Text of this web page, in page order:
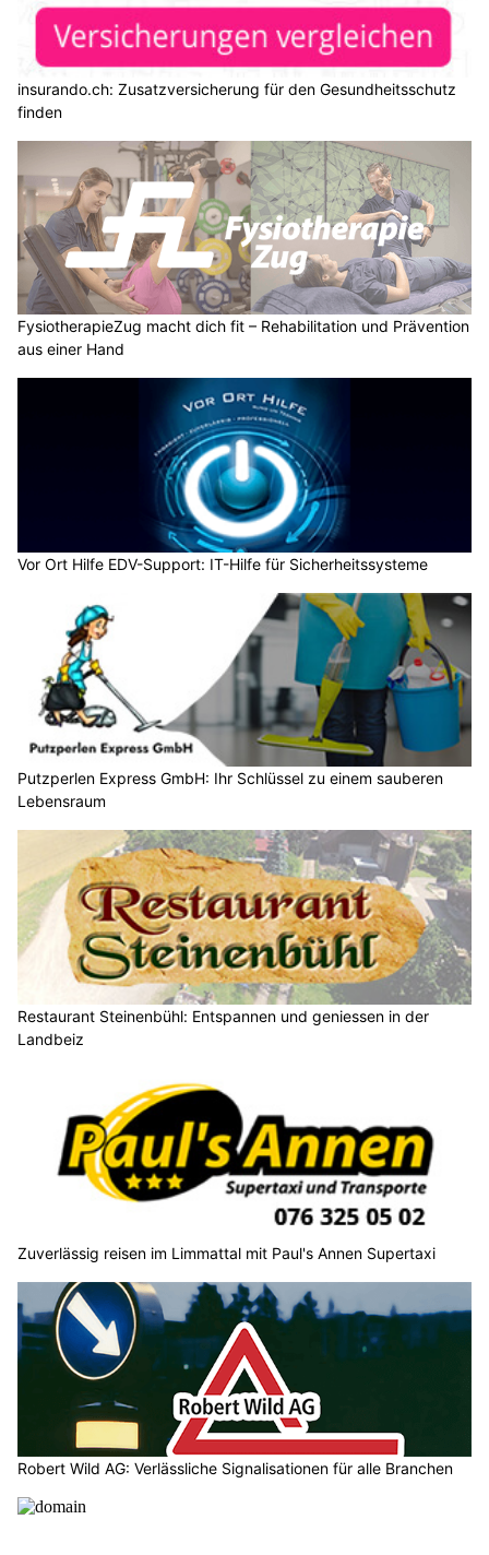
insurando.ch: Zusatzversicherung für den Gesundheitsschutz
finden
FysiotherapieZug macht dich fit – Rehabilitation und Prävention
aus einer Hand
Vor Ort Hilfe EDV-Support: IT-Hilfe für Sicherheitssysteme
Putzperlen Express GmbH: Ihr Schlüssel zu einem sauberen
Lebensraum
Restaurant Steinenbühl: Entspannen und geniessen in der
Landbeiz
Zuverlässig reisen im Limmattal mit Paul's Annen Supertaxi
Robert Wild AG: Verlässliche Signalisationen für alle Branchen